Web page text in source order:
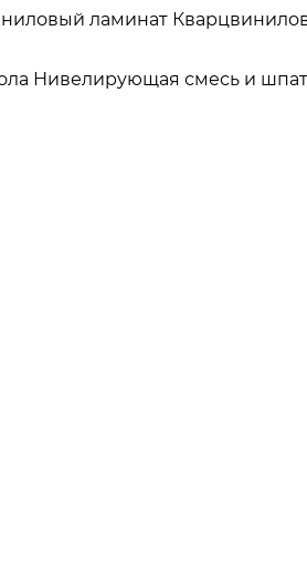
ламинат
Нивелирующая смесь и